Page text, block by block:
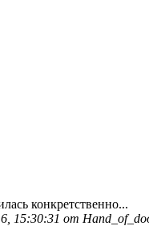
конкретственно...
15:30:31 от